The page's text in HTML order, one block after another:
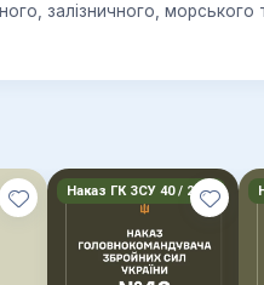
залізничного, морського
що належать до
Наказ ГК ЗСУ 40 / 2026